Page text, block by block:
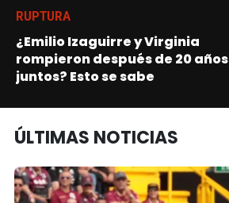
RUPTURA
¿Emilio Izaguirre y Virginia
rompieron después de 20 años
juntos? Esto se sabe
ÚLTIMAS NOTICIAS